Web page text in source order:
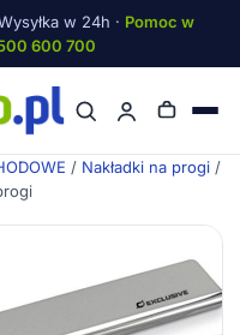
w 24h · Pomoc w
600 700
Menu
/ Nakładki na progi /